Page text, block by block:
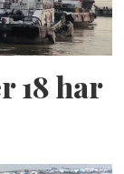
18 har